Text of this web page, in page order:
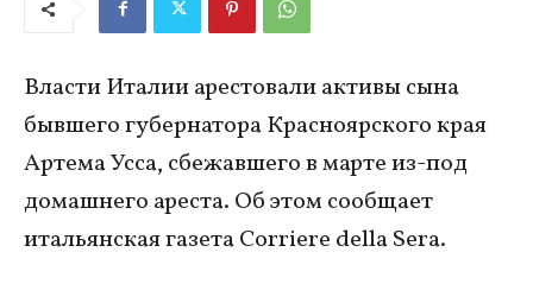
Власти Италии арестовали активы сына
бывшего губернатора Красноярского края
Артема Усса, сбежавшего в марте из-под
домашнего ареста. Об этом сообщает
итальянская газета Corriere della Sera.